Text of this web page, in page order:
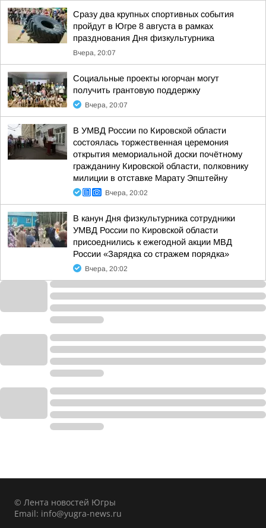
Сразу два крупных спортивных события
пройдут в Югре 8 августа в рамках
празднования Дня физкультурника
Вчера, 20:07
Социальные проекты югорчан могут
получить грантовую поддержку
Вчера, 20:07
В УМВД России по Кировской области
состоялась торжественная церемония
открытия мемориальной доски почётному
гражданину Кировской области, полковнику
милиции в отставке Марату Эпштейну
Вчера, 20:02
В канун Дня физкультурника сотрудники
УМВД России по Кировской области
присоеднились к ежегодной акции МВД
России «Зарядка со стражем порядка»
Вчера, 20:02
© Лента новостей Югры
Email: info@yugra-news.ru